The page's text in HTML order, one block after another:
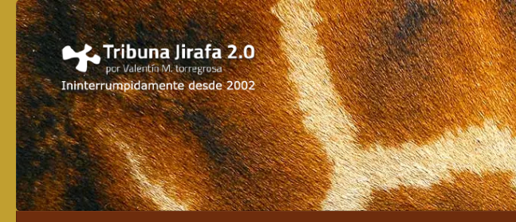
Saltar al contenido